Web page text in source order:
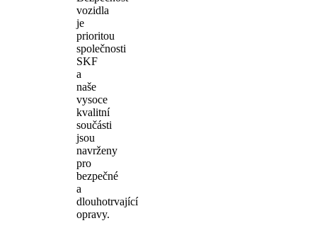
vozidla
je
prioritou
společnosti
SKF
a
naše
vysoce
kvalitní
součásti
jsou
navrženy
pro
bezpečné
a
dlouhotrvající
opravy.